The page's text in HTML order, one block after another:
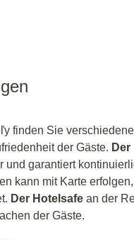
finden Sie verschiedene
der Gäste. Der
und garantiert
kann mit Karte
Der Hotelsafe an der
der Gäste.